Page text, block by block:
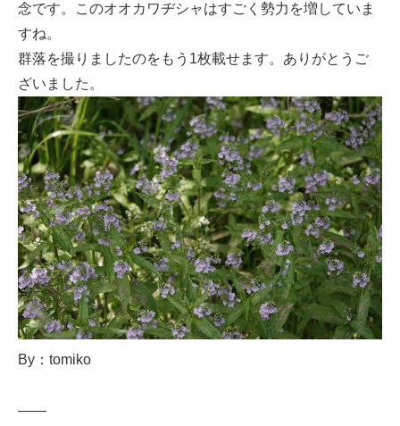
念です。このオオカワヂシャはすごく勢力を増していま
すね。
群落を撮りましたのをもう1枚載せます。ありがとうご
ざいました。
By：tomiko
——